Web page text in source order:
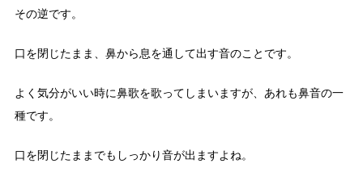
その逆です。
口を閉じたまま、鼻から息を通して出す音のことです。
よく気分がいい時に鼻歌を歌ってしまいますが、あれも鼻音の一
種です。
口を閉じたままでもしっかり音が出ますよね。